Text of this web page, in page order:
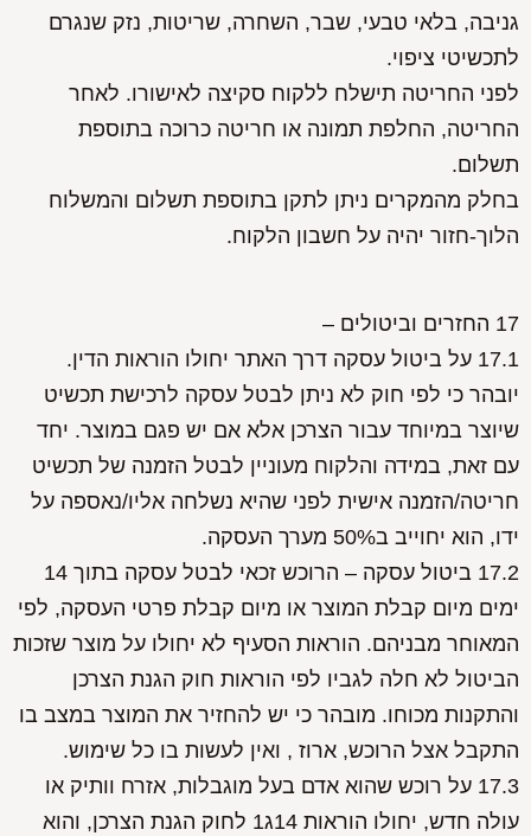
גניבה, בלאי טבעי, שבר, השחרה, שריטות, נזק שנגרם
לתכשיטי ציפוי.
לפני החריטה תישלח ללקוח סקיצה לאישורו. לאחר
החריטה, החלפת תמונה או חריטה כרוכה בתוספת
תשלום.
בחלק מהמקרים ניתן לתקן בתוספת תשלום והמשלוח
הלוך-חזור יהיה על חשבון הלקוח.
17 החזרים וביטולים –
17.1 על ביטול עסקה דרך האתר יחולו הוראות הדין.
יובהר כי לפי חוק לא ניתן לבטל עסקה לרכישת תכשיט
שיוצר במיוחד עבור הצרכן אלא אם יש פגם במוצר. יחד
עם זאת, במידה והלקוח מעוניין לבטל הזמנה של תכשיט
חריטה/הזמנה אישית לפני שהיא נשלחה אליו/נאספה על
ידו, הוא יחוייב ב50% מערך העסקה.
17.2 ביטול עסקה – הרוכש זכאי לבטל עסקה בתוך 14
ימים מיום קבלת המוצר או מיום קבלת פרטי העסקה, לפי
המאוחר מבניהם. הוראות הסעיף לא יחולו על מוצר שזכות
הביטול לא חלה לגביו לפי הוראות חוק הגנת הצרכן
והתקנות מכוחו. מובהר כי יש להחזיר את המוצר במצב בו
התקבל אצל הרוכש, ארוז , ואין לעשות בו כל שימוש.
17.3 על רוכש שהוא אדם בעל מוגבלות, אזרח וותיק או
עולה חדש, יחולו הוראות 14ג1 לחוק הגנת הצרכן, והוא